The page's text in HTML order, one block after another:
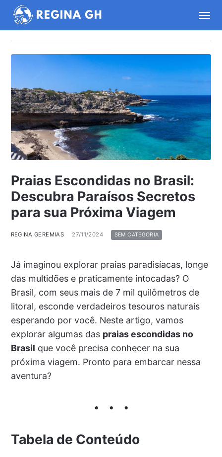
Praias Escondidas no Brasil:
Descubra Paraísos Secretos
para sua Próxima Viagem
REGINA GEREMIAS 27/11/2024 SEM CATEGORIA
Já imaginou explorar praias paradisíacas, longe
das multidões e praticamente intocadas? O
Brasil, com seus mais de 7 mil quilômetros de
litoral, esconde verdadeiros tesouros naturais
esperando por você. Neste artigo, vamos
explorar algumas das praias escondidas no
Brasil que você precisa conhecer na sua
próxima viagem. Pronto para embarcar nessa
aventura?
Tabela de Conteúdo